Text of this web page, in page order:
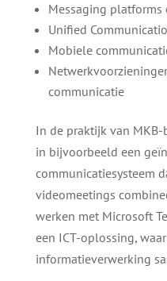
Messaging platforms
Unified
Mobiele
communicatie
In de praktijk van
in bijvoorbeeld een
communicatiesysteem
videomeetings
werken met Microsoft
een ICT-oplossing,
informatieverwerking